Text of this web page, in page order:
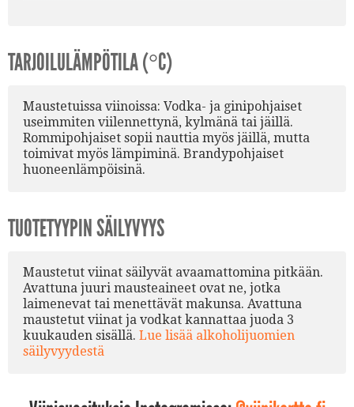
TARJOILULÄMPÖTILA (°C)
Maustetuissa viinoissa: Vodka- ja ginipohjaiset
useimmiten viilennettynä, kylmänä tai jäillä.
Rommipohjaiset sopii nauttia myös jäillä, mutta
toimivat myös lämpiminä. Brandypohjaiset
huoneenlämpöisinä.
TUOTETYYPIN SÄILYVYYS
Maustetut viinat säilyvät avaamattomina pitkään.
Avattuna juuri mausteaineet ovat ne, jotka
laimenevat tai menettävät makunsa. Avattuna
maustetut viinat ja vodkat kannattaa juoda 3
kuukauden sisällä. Lue lisää alkoholijuomien
säilyvyydestä